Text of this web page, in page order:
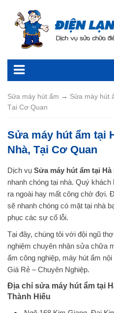
Sửa máy hút ẩm → Sửa máy hút
Tại Cơ Quan
Sửa máy hút ẩm tại
Nhà, Tại Cơ Quan
Dịch vụ Sửa máy hút ẩm tại Hà
nhanh chóng tại nhà. Quý
ra ngoài hay mất công chờ đợi.
sẽ nhanh chóng có mặt tại nhà
phục các sự cố lỗi.
Tại đây, chúng tôi với đội ngũ
nghiệm chuyên nhận sửa chữa
ẩm công nghiệp, máy hút ẩm
Giá Rẻ – Chuyên Nghiệp.
Địa chỉ sửa máy hút ẩm tại
Thành Hiếu